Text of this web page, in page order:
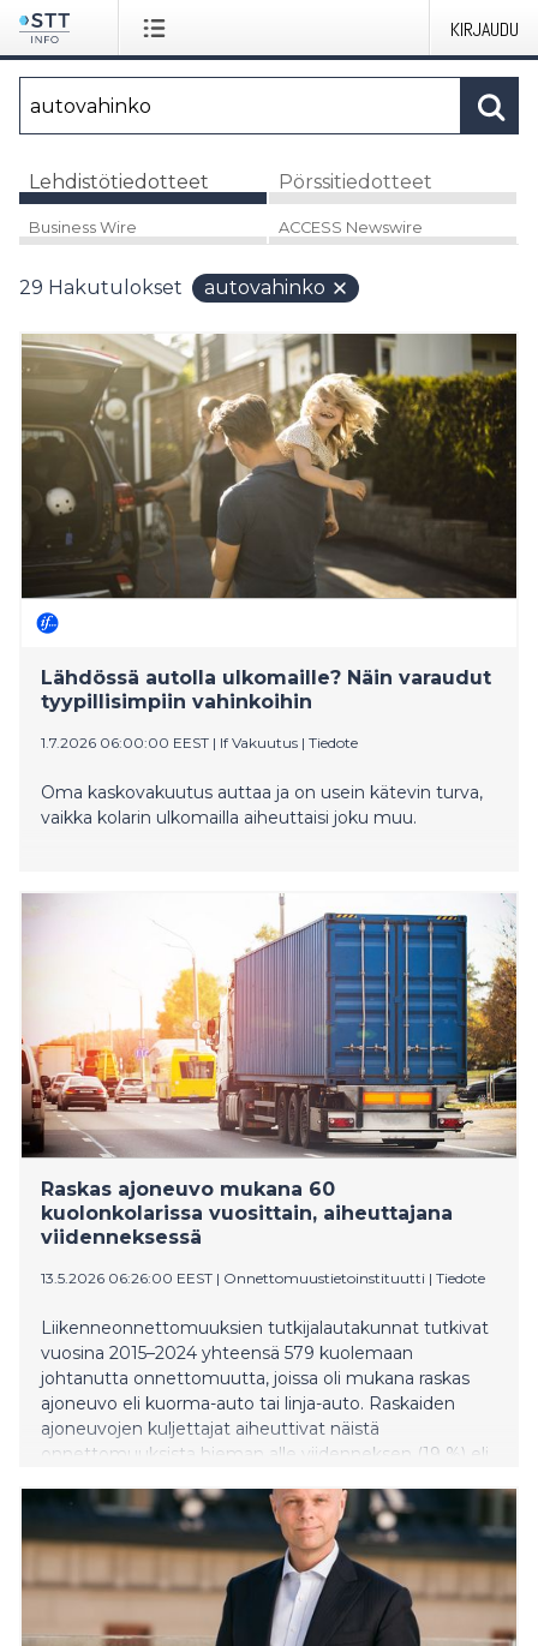
KIRJAUDU
Lehdistötiedotteet Pörssitiedotteet
Business Wire ACCESS Newswire
29 Hakutulokset autovahinko
Lähdössä autolla ulkomaille? Näin varaudut
tyypillisimpiin vahinkoihin
1.7.2026 06:00:00 EEST | If Vakuutus | Tiedote
Oma kaskovakuutus auttaa ja on usein kätevin turva,
vaikka kolarin ulkomailla aiheuttaisi joku muu.
Raskas ajoneuvo mukana 60
kuolonkolarissa vuosittain, aiheuttajana
viidenneksessä
13.5.2026 06:26:00 EEST | Onnettomuustietoinstituutti | Tiedote
Liikenneonnettomuuksien tutkijalautakunnat tutkivat
vuosina 2015–2024 yhteensä 579 kuolemaan
johtanutta onnettomuutta, joissa oli mukana raskas
ajoneuvo eli kuorma-auto tai linja-auto. Raskaiden
ajoneuvojen kuljettajat aiheuttivat näistä
onnettomuuksista hieman alle viidenneksen (19 %) eli
Suurimmassa osassa aiheuttajana oli toinen
moottoriajoneuvo.